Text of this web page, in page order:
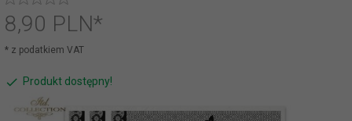
8,90 PLN*
* z podatkiem VAT
Produkt dostępny!